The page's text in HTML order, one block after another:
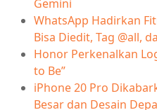
Gemini
WhatsApp Hadirkan
Bisa Diedit, Tag @all,
Honor Perkenalkan
to Be”
iPhone 20 Pro
Besar dan Desain